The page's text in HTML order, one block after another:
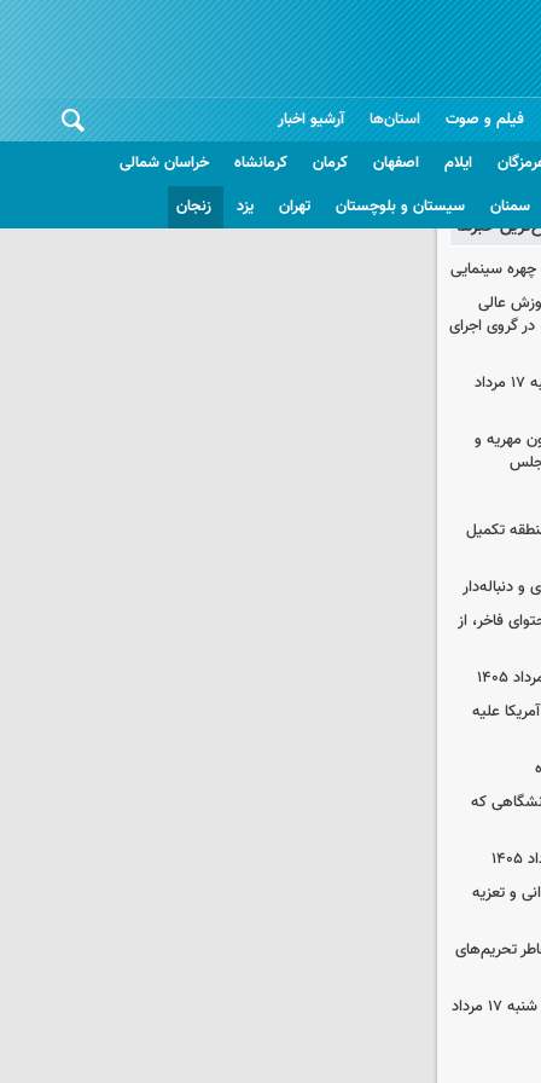
فیلم و صوت
استان‌ها
ایلام اصفهان کرمان کرمانشاه
خراسان شمالی
سمنان سیستان و بلوچستان تهران یزد زنجان
آرشیو اخبار
خبرها
سینمایی
عالی
گروی اجرای
قیمت گوشی سامسونگ و آیفون شنبه ۱۷ مرداد
مهریه و
تکمیل
دنباله‌دار
فاخر، از
علیه
که
و تعزیه
تحریم‌های
قیمت محصولات ایران‌خودرو و سایپا شنبه ۱۷ مرداد